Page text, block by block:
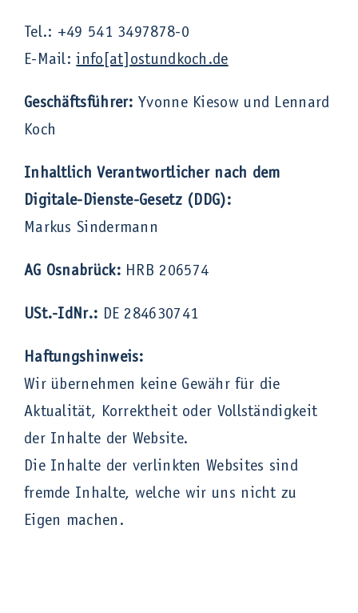
Tel.: +49 541 3497878-0
E-Mail:info[at]ostundkoch.de
Geschäftsführer: Yvonne Kiesow und Lennard
Koch
Inhaltlich Verantwortlicher nach dem
Digitale-Dienste-Gesetz (DDG):
Markus Sindermann
AG Osnabrück:HRB 206574
USt.-IdNr.: DE 284630741
Haftungshinweis:
Wir übernehmen keine Gewähr für die
Aktualität, Korrektheit oder Vollständigkeit
der Inhalte der Website.
Die Inhalte der verlinkten Websites sind
fremde Inhalte, welche wir uns nicht zu
Eigen machen.